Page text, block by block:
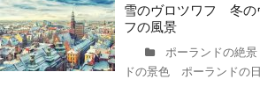
雪のヴロツワフ 冬の
フの風景
ポーランドの絶
ドの景色 ポーランドの